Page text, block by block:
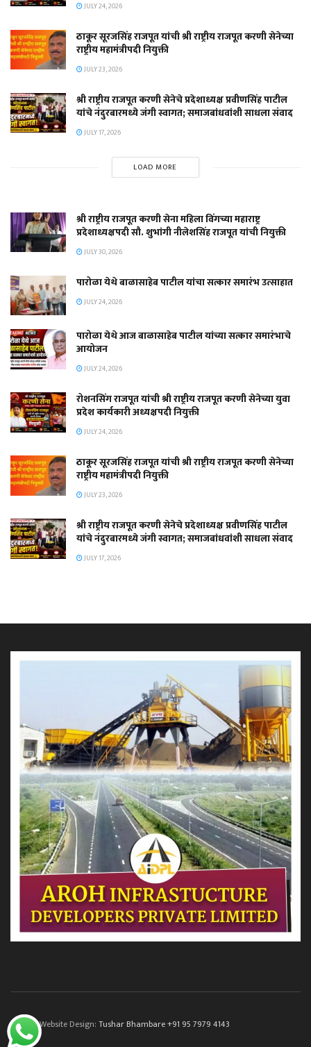
JULY 24, 2026
ठाकूर सूरजसिंह राजपूत यांची श्री राष्ट्रीय राजपूत करणी सेनेच्या
राष्ट्रीय महामंत्रीपदी नियुक्ती
JULY 23, 2026
श्री राष्ट्रीय राजपूत करणी सेनेचे प्रदेशाध्यक्ष प्रवीणसिंह पाटील
यांचे नंदुरबारमध्ये जंगी स्वागत; समाजबांधवांशी साधला संवाद
JULY 17, 2026
LOAD MORE
श्री राष्ट्रीय राजपूत करणी सेना महिला विंगच्या महाराष्ट्र
प्रदेशाध्यक्षपदी सौ. शुभांगी नीलेशसिंह राजपूत यांची नियुक्ती
JULY 30, 2026
पारोळा येथे बाळासाहेब पाटील यांचा सत्कार समारंभ उत्साहात
JULY 24, 2026
पारोळा येथे आज बाळासाहेब पाटील यांच्या सत्कार समारंभाचे
आयोजन
JULY 24, 2026
रोशनसिंग राजपूत यांची श्री राष्ट्रीय राजपूत करणी सेनेच्या युवा
प्रदेश कार्यकारी अध्यक्षपदी नियुक्ती
JULY 24, 2026
ठाकूर सूरजसिंह राजपूत यांची श्री राष्ट्रीय राजपूत करणी सेनेच्या
राष्ट्रीय महामंत्रीपदी नियुक्ती
JULY 23, 2026
श्री राष्ट्रीय राजपूत करणी सेनेचे प्रदेशाध्यक्ष प्रवीणसिंह पाटील
यांचे नंदुरबारमध्ये जंगी स्वागत; समाजबांधवांशी साधला संवाद
JULY 17, 2026
© 2022. Website Design: Tushar Bhambare +91 95 7979 4143